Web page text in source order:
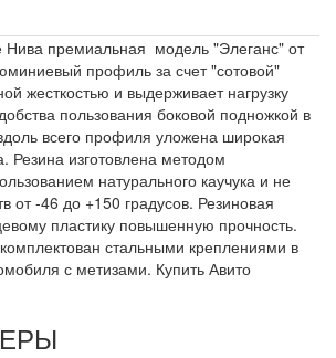
премиальная модель "Элеганс" от
профиль за счет "сотовой"
жесткостью и выдерживает нагрузку
пользования боковой подножкой в
всего профиля уложена широкая
Резина изготовлена методом
натурального каучука и не
от -46 до +150 градусов. Резиновая
пластику повышенную прочность.
стальными креплениями в
с метизами. Купить Авито